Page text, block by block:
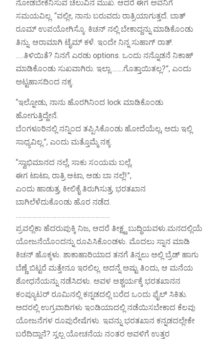
ನೋಡಬೇಕೆನಿಸುವ ಚೆಲುವಿನ ಮುಖ. ಆದರೆ ಈಗ ಅವನಿಗೆ
ಸಮಯವಿಲ್ಲ. “ವಲ್ಲೀ, ನಾನು ಬರುವದು ರಾತ್ರಿಯಾಗುತ್ತದೆ. ಬಾತ್
ರೂಮ್ ಉಪಯೋಗಿಸ್ಕೊ. ಕಿಚನ್ ನಲ್ಲಿ ಬೇಕಾದ್ದನ್ನು ಮಾಡಿಕೊಂಡು
ತಿನ್ನು. ಆರಾಮಾಗಿ ಟೈಮ್ ಕಳೆ. ಇಂದೇ ನಿನ್ನ ಸುಹಾಗ್ ರಾತ್.
…..ತಿಳಿಯಿತೆ? ನಿನಗೆ ಎರಡು options. ಒಂದು ನನ್ನೊಡನೆ ನಿಕಾಹ್
ಮಾಡಿಕೊಂಡು ಸುಖವಾಗಿರು. ಇಲ್ಲಾ……..ಗೊತ್ತಾಯಿತಲ್ಲ?”, ಎಂದು
ಅಟ್ಟಹಾಸದಿಂದ ನಕ್ಕ.
“ಇಲ್ನೋಡು, ನಾನು ಹೊರಗಿನಿಂದ lock ಮಾಡಿಕೊಂಡು
ಹೋಗುತ್ತಿದ್ದೇನೆ.
ಬೆಂಗಳೂರಿನಲ್ಲಿ ನನ್ನಿಂದ ತಪ್ಪಿಸಿಕೊಂಡು ಹೋದೆಯೆಲ್ಲ, ಅದು ಇಲ್ಲಿ
ಸಾಧ್ಯವಿಲ್ಲ.”, ಎಂದು ಮತ್ತೊಮ್ಮೆ ನಕ್ಕ.
“ಸ್ವಾಭಿಮಾನದ ನಲ್ಲೆ, ಸಾಕು ಸಂಯಮ ಬಲ್ಲೆ,
ಈಗ ಟಾಟಾ, ರಾತ್ರಿ ಆಟಾ, ಆಡು ಬಾ ನಲ್ಲೆ!”,
ಎಂದು ಹಾಡುತ್ತ, ಕೀಲಿಕೈ ತಿರುಗಿಸುತ್ತ, ಭರತಖಾನ
ಬಾಗಿಲೆಳೆದುಕೊಂಡು ಹೊರ ನಡೆದ.
………………………………………………….
ಪ್ರವಲ್ಲಿಕಾ ಹೆದರುಪುಕ್ಕಿ ನಿಜ, ಆದರೆ ತೀಕ್ಷ್ಣ ಬುದ್ಧಿಯವಳು.ಮನದಲ್ಲಿಯೆ
ಯೋಜನೆಯೊಂದನ್ನು ರೂಪಿಸಿಕೊಂಡಳು. ಮೊದಲು ಸ್ನಾನ ಮಾಡಿ
ಕಿಚನ್ ಹೊಕ್ಕಳು. ಶಾಕಾಹಾರಿಯಾದ ತನಗೆ ತಿನ್ನಲು ಅಲ್ಲಿ ಬ್ರೆಡ್ ಹಾಗು
ಬೆಣ್ಣೆ ಬಿಟ್ಟರೆ ಮತ್ತೇನೂ ಇರಲಿಲ್ಲ. ಅದನ್ನೆ ಅಷ್ಟು ತಿಂದು, ಆ ಮನೆಯ
ಶೋಧನೆಯನ್ನು ನಡೆಸಿದಳು. ಅವಳ ಆಶ್ಚರ್ಯಕ್ಕೆ ಭರತಖಾನನ
ಕಂಪ್ಯೂಟರ್ ರೂಮಿನಲ್ಲಿ ಕನ್ನಡದಲ್ಲಿ ಬರೆದ ಒಂದು ಫೈಲ್ ಸಿಕಿತು.
ಅದರಲ್ಲಿ ಉಗ್ರವಾದಿಗಳು ಇಂಡಿಯಾದಲ್ಲಿ ನಡೆಯಿಸಬೇಕಾದ ಕೆಲವು
ಯೋಜನೆಗಳ ರೂಪುರೇಷೆಗಳು. ಇವನ್ನು ಭರತಖಾನ ಕನ್ನಡದಲ್ಲೇಕೇ
ಬರೆದಿದ್ದಾನೆ? ಸ್ವಲ್ಪ ಯೋಚನೆಯ ನಂತರ ಅವಳಿಗೆ ಉತ್ತರ